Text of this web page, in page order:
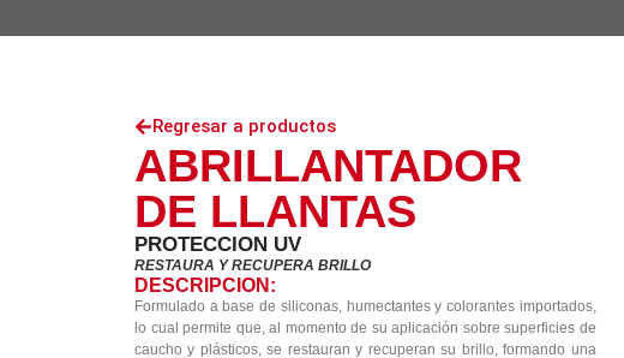
Regresar a productos
ABRILLANTADOR
DE LLANTAS
PROTECCION UV
RESTAURA Y RECUPERA BRILLO
DESCRIPCION:
Formulado a base de siliconas, humectantes y colorantes importados,
lo cual permite que, al momento de su aplicación sobre superficies de
caucho y plásticos, se restauran y recuperan su brillo, formando una